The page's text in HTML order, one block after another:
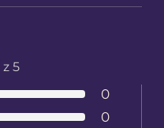
z 5
0
0